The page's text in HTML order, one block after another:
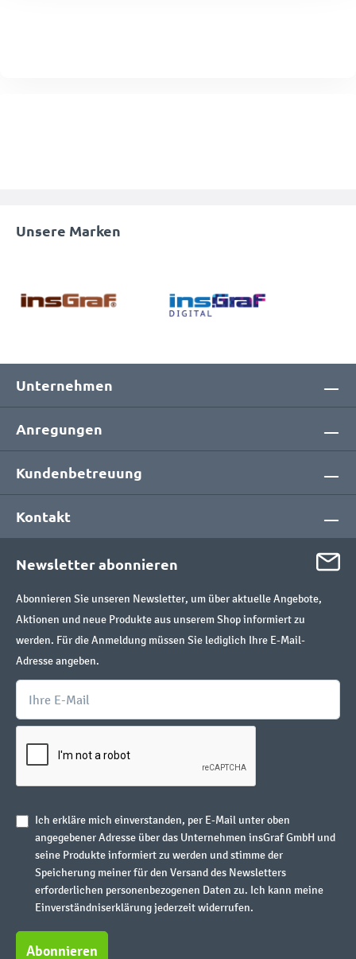
Unsere Marken
Unternehmen
Anregungen
Kundenbetreuung
Kontakt
Newsletter abonnieren
Abonnieren Sie unseren Newsletter, um über aktuelle Angebote,
Aktionen und neue Produkte aus unserem Shop informiert zu
werden. Für die Anmeldung müssen Sie lediglich Ihre E-Mail-
Adresse angeben.
Ich erkläre mich einverstanden, per E-Mail unter oben
angegebener Adresse über das Unternehmen insGraf GmbH und
seine Produkte informiert zu werden und stimme der
Speicherung meiner für den Versand des Newsletters
erforderlichen personenbezogenen Daten zu. Ich kann meine
Einverständniserklärung jederzeit widerrufen.
Abonnieren